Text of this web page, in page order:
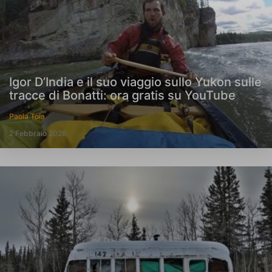
Igor D’India e il suo viaggio sullo Yukon sulle
tracce di Bonatti: ora gratis su YouTube
Paola Toia
2 Febbraio 2026